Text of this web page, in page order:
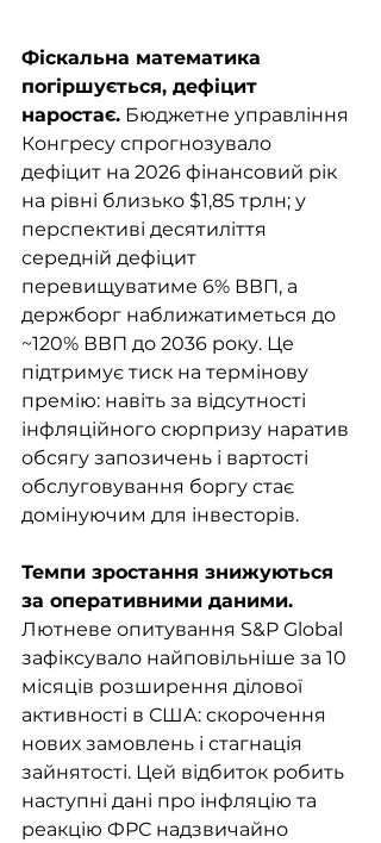
Фіскальна математика
погіршується, дефіцит
наростає. Бюджетне управління
Конгресу спрогнозувало
дефіцит на 2026 фінансовий рік
на рівні близько $1,85 трлн; у
перспективі десятиліття
середній дефіцит
перевищуватиме 6% ВВП, а
держборг наближатиметься до
~120% ВВП до 2036 року. Це
підтримує тиск на термінову
премію: навіть за відсутності
інфляційного сюрпризу наратив
обсягу запозичень і вартості
обслуговування боргу стає
домінуючим для інвесторів.
Темпи зростання знижуються
за оперативними даними.
Лютневе опитування S&P Global
зафіксувало найповільніше за 10
місяців розширення ділової
активності в США: скорочення
нових замовлень і стагнація
зайнятості. Цей відбиток робить
наступні дані про інфляцію та
реакцію ФРС надзвичайно